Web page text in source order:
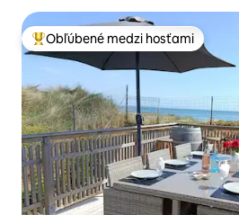
Najobľúbenejšie medzi hosťami
Obľúbené medzi hosťami